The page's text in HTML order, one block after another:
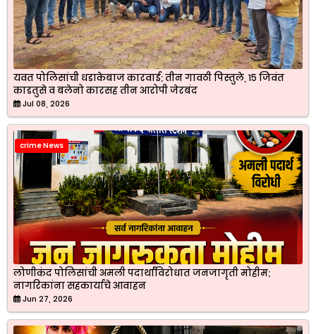
यवत पोलिसांची धडाकेबाज कारवाई; तीन गावठी पिस्तुले, १५ जिवंत
काडतुसे व बलेनो कारसह तीन आरोपी जेरबंद
Jul 08, 2026
crime News
लोणीकंद पोलिसांची अमली पदार्थांविरोधात जनजागृती मोहीम;
नागरिकांना सहकार्याचे आवाहन
Jun 27, 2026